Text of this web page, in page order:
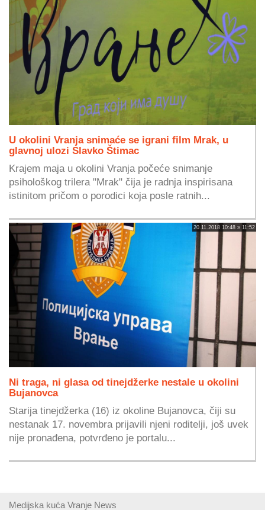
U okolini Vranja snimaće se igrani film Mrak, u
glavnoj ulozi Slavko Štimac
Krajem maja u okolini Vranja počeće snimanje
psihološkog trilera "Mrak" čija je radnja inspirisana
istinitom pričom o porodici koja posle ratnih...
20.11.2018 10:48 » 11:52
Ni traga, ni glasa od tinejdžerke nestale u okolini
Bujanovca
Starija tinejdžerka (16) iz okoline Bujanovca, čiji su
nestanak 17. novembra prijavili njeni roditelji, još uvek
nije pronađena, potvrđeno je portalu...
Medijska kuća Vranje News